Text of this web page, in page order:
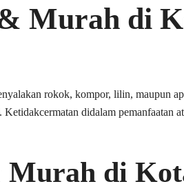
Murah di
rokok, kompor, lilin, maupun
didalam pemanfaatan
Murah di